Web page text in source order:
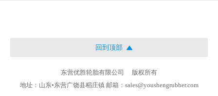
回到顶部
东营优胜轮胎有限公司
版权所有
地址：山东•东营广饶县稻庄镇 邮箱：sales@youshengrubber.com